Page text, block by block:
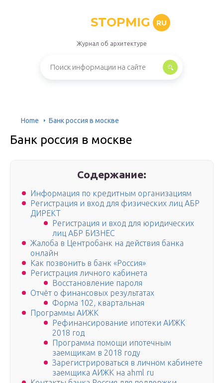
STOPMIG RU
Журнал об архитектуре
Home Банк россия в москве
Банк россия в москве
Содержание:
Информация по кредитным организациям
Регистрация и вход для физических лиц АБР
ДИРЕКТ
Регистрация и вход для юридических
лиц АБР БИЗНЕС
Жалоба в Центробанк на действия банка
онлайн
Как позвонить в банк «Россия»
Регистрация личного кабинета
Восстановление пароля
Отчёт о финансовых результатах
Форма 102, квартальная
Программы АИЖК
Рефинансирование ипотеки АИЖК
2018 год
Программа помощи ипотечным
заемщикам в 2018 году
Зарегистрироваться в личном кабинете
заемщика АИЖК на ahml ru